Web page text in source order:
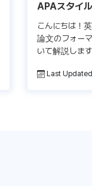
APAスタイ
方法ガイド
こんにちは！
論文のフォー
いて解説しま
かんぷんだと
Last